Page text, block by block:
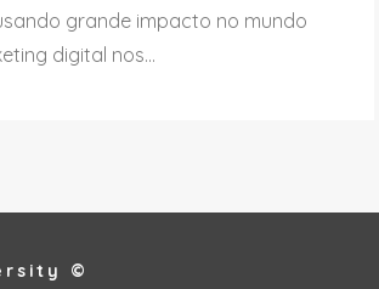
grande impacto no mundo
digital nos...
©